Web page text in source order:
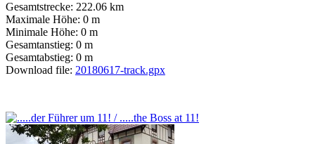
Gesamtstrecke: 222.06 km
Maximale Höhe: 0 m
Minimale Höhe: 0 m
Gesamtanstieg: 0 m
Gesamtabstieg: 0 m
Download file: 20180617-track.gpx